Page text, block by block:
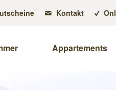
Kontakt
Appartements